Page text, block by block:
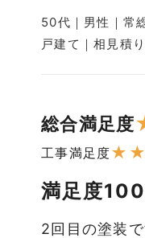
50代｜男性｜常
戸建て｜相見積
総合満足度
工事満足度★ ★
満足度100
2回目の塗装